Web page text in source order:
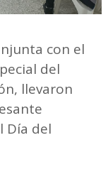
con el
del
llevaron
Día del